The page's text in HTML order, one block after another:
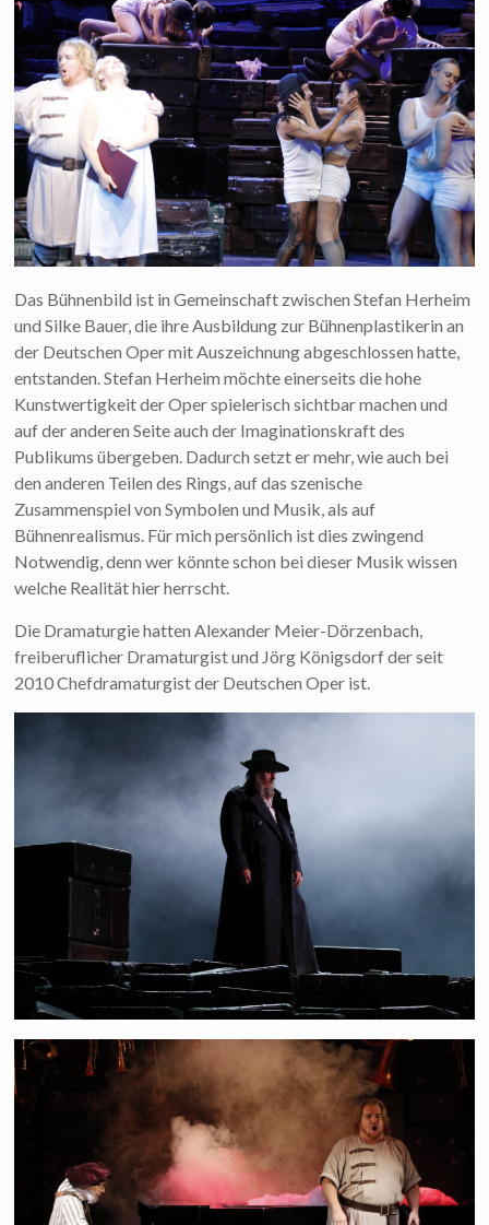
Das Bühnenbild ist in Gemeinschaft zwischen Stefan Herheim
und Silke Bauer, die ihre Ausbildung zur Bühnenplastikerin an
der Deutschen Oper mit Auszeichnung abgeschlossen hatte,
entstanden. Stefan Herheim möchte einerseits die hohe
Kunstwertigkeit der Oper spielerisch sichtbar machen und
auf der anderen Seite auch der Imaginationskraft des
Publikums übergeben. Dadurch setzt er mehr, wie auch bei
den anderen Teilen des Rings, auf das szenische
Zusammenspiel von Symbolen und Musik, als auf
Bühnenrealismus. Für mich persönlich ist dies zwingend
Notwendig, denn wer könnte schon bei dieser Musik wissen
welche Realität hier herrscht.
Die Dramaturgie hatten Alexander Meier-Dörzenbach,
freiberuflicher Dramaturgist und Jörg Königsdorf der seit
2010 Chefdramaturgist der Deutschen Oper ist.